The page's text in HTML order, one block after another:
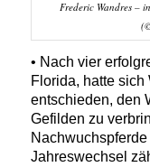
Frederic Wandres –
• Nach vier
Florida, hatte sich
entschieden, den
Gefilden zu
Jahreswechsel